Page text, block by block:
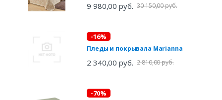
9 980,00 руб. 30 150,00 руб.
-16%
Пледы и покрывала Marianna
2 340,00 руб. 2 810,00 руб.
-70%